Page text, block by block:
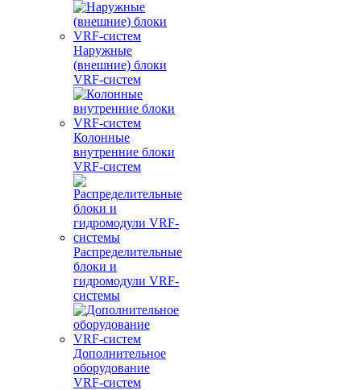
Наружные
(внешние) блоки
VRF-систем
Колонные
внутренние блоки
VRF-систем
Распределительные
блоки и
гидромодули VRF-
системы
Дополнительное
оборудование
VRF-систем